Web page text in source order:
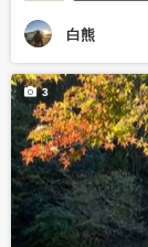
白熊
3